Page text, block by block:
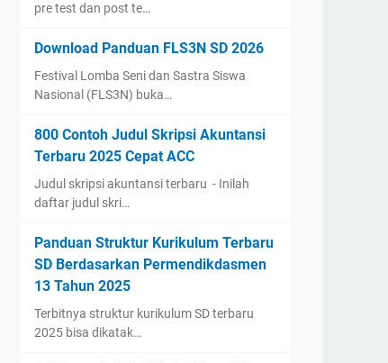
pre test dan post te…
Download Panduan FLS3N SD 2026
Festival Lomba Seni dan Sastra Siswa
Nasional (FLS3N) buka…
800 Contoh Judul Skripsi Akuntansi
Terbaru 2025 Cepat ACC
Judul skripsi akuntansi terbaru - Inilah
daftar judul skri…
Panduan Struktur Kurikulum Terbaru
SD Berdasarkan Permendikdasmen
13 Tahun 2025
Terbitnya struktur kurikulum SD terbaru
2025 bisa dikatak…